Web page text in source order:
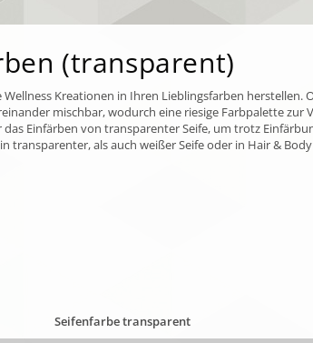
(transparent)
Wellness Kreationen in Ihren Lieblingsfarben herstellen.
mischbar, wodurch eine riesige Farbpalette zur
Einfärben von transparenter Seife, um trotz
transparenter, als auch weißer Seife oder in Hair &
Seifenfarbe transparent